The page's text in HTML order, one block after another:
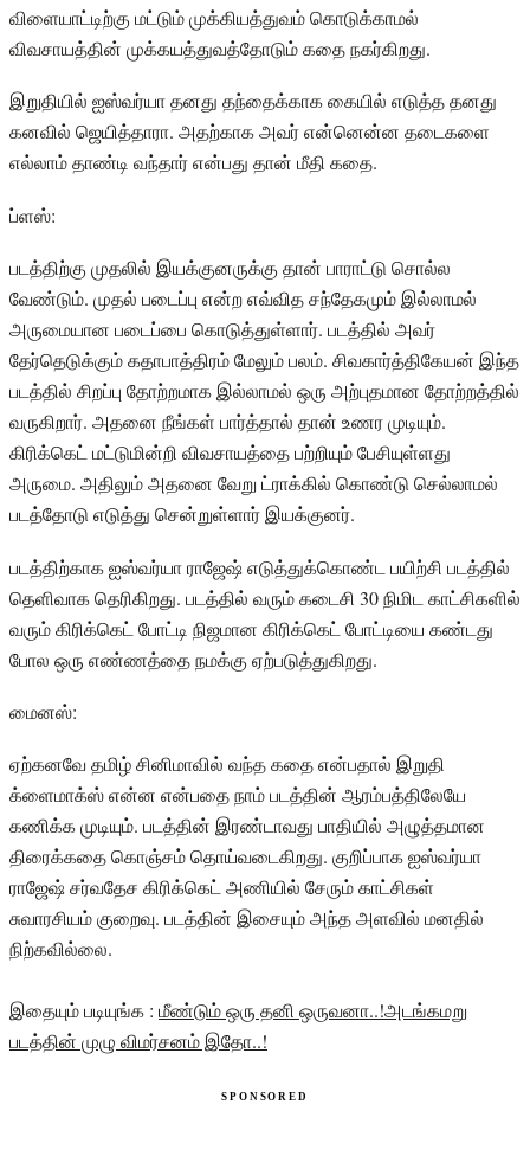
விளையாட்டிற்கு மட்டும் முக்கியத்துவம் கொடுக்காமல்
விவசாயத்தின் முக்கயத்துவத்தோடும் கதை நகர்கிறது.
இறுதியில் ஐஸ்வர்யா தனது தந்தைக்காக கையில் எடுத்த தனது
கனவில் ஜெயித்தாரா. அதற்காக அவர் என்னென்ன தடைகளை
எல்லாம் தாண்டி வந்தார் என்பது தான் மீதி கதை.
ப்ளஸ்:
படத்திற்கு முதலில் இயக்குனருக்கு தான் பாராட்டு சொல்ல
வேண்டும். முதல் படைப்பு என்ற எவ்வித சந்தேகமும் இல்லாமல்
அருமையான படைப்பை கொடுத்துள்ளார். படத்தில் அவர்
தேர்தெடுக்கும் கதாபாத்திரம் மேலும் பலம். சிவகார்த்திகேயன் இந்த
படத்தில் சிறப்பு தோற்றமாக இல்லாமல் ஒரு அற்புதமான தோற்றத்தில்
வருகிறார். அதனை நீங்கள் பார்த்தால் தான் உணர முடியும்.
கிரிக்கெட் மட்டுமின்றி விவசாயத்தை பற்றியும் பேசியுள்ளது
அருமை. அதிலும் அதனை வேறு ட்ராக்கில் கொண்டு செல்லாமல்
படத்தோடு எடுத்து சென்றுள்ளார் இயக்குனர்.
படத்திற்காக ஐஸ்வர்யா ராஜேஷ் எடுத்துக்கொண்ட பயிற்சி படத்தில்
தெளிவாக தெரிகிறது. படத்தில் வரும் கடைசி 30 நிமிட காட்சிகளில்
வரும் கிரிக்கெட் போட்டி நிஜமான கிரிக்கெட் போட்டியை கண்டது
போல ஒரு எண்ணத்தை நமக்கு ஏற்படுத்துகிறது.
மைனஸ்:
ஏற்கனவே தமிழ் சினிமாவில் வந்த கதை என்பதால் இறுதி
க்ளைமாக்ஸ் என்ன என்பதை நாம் படத்தின் ஆரம்பத்திலேயே
கணிக்க முடியும். படத்தின் இரண்டாவது பாதியில் அழுத்தமான
திரைக்கதை கொஞ்சம் தொய்வடைகிறது. குறிப்பாக ஐஸ்வர்யா
ராஜேஷ் சர்வதேச கிரிக்கெட் அணியில் சேரும் காட்சிகள்
சுவாரசியம் குறைவு. படத்தின் இசையும் அந்த அளவில் மனதில்
நிற்கவில்லை.
இதையும் படியுங்க : மீண்டும் ஒரு தனி ஒருவனா..!அடங்கமறு
படத்தின் முழு விமர்சனம் இதோ..!